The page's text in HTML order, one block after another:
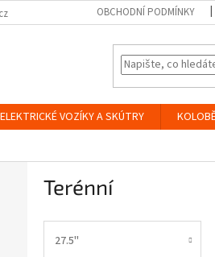
OBCHODNÍ PODMÍNKY
VOZÍKY A SKÚTRY
Terénní
27.5"